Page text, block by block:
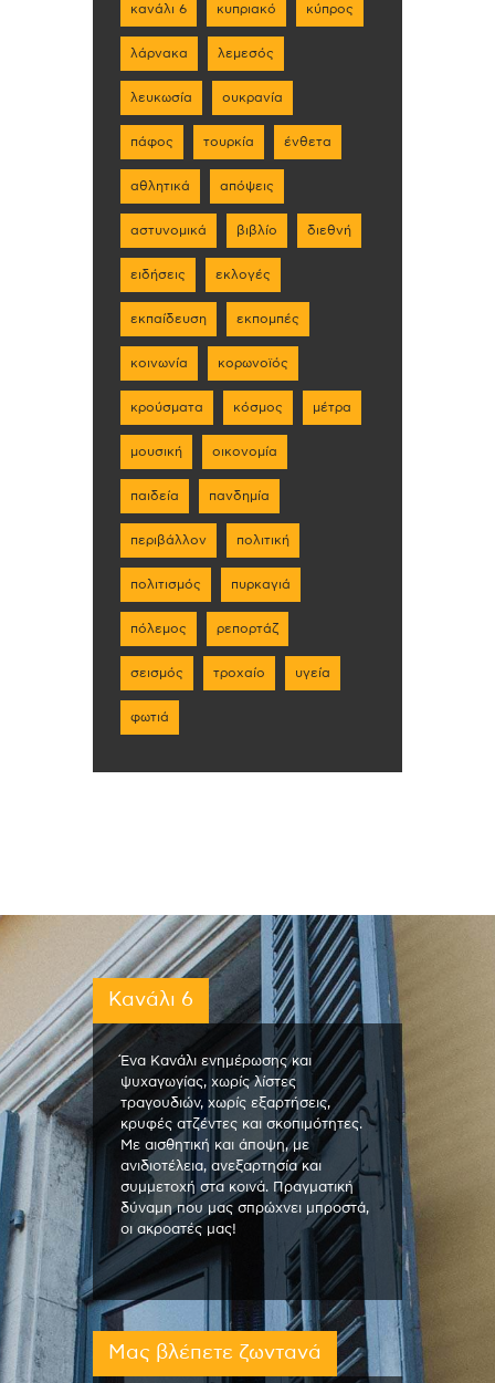
κανάλι 6 κυπριακό κύπρος
λάρνακα λεμεσός
λευκωσία ουκρανία
πάφος τουρκία ένθετα
αθλητικά απόψεις
αστυνομικά βιβλίο διεθνή
ειδήσεις εκλογές
εκπαίδευση εκπομπές
κοινωνία κορωνοϊός
κρούσματα κόσμος μέτρα
μουσική οικονομία
παιδεία πανδημία
περιβάλλον πολιτική
πολιτισμός πυρκαγιά
πόλεμος ρεπορτάζ
σεισμός τροχαίο υγεία
φωτιά
Κανάλι 6
Ένα Κανάλι ενημέρωσης και
ψυχαγωγίας, χωρίς λίστες
τραγουδιών, χωρίς εξαρτήσεις,
κρυφές ατζέντες και σκοπιμότητες.
Με αισθητική και άποψη, με
ανιδιοτέλεια, ανεξαρτησία και
συμμετοχή στα κοινά. Πραγματική
δύναμη που μας σπρώχνει μπροστά,
οι ακροατές μας!
Μας βλέπετε ζωντανά